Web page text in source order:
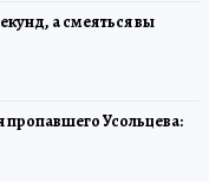
а смеяться вы
Усольцева: